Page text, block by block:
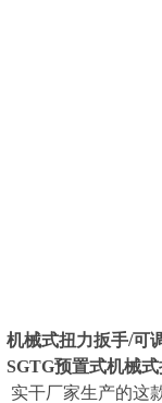
机械式扭力扳手/可
SGTG预置式机械
实干厂家生产的这